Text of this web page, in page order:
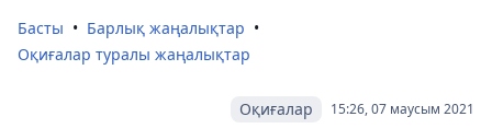
Басты
Барлық жаңалықтар
Оқиғалар туралы жаңалықтар
15:26, 07 маусым 2021
Оқиғалар